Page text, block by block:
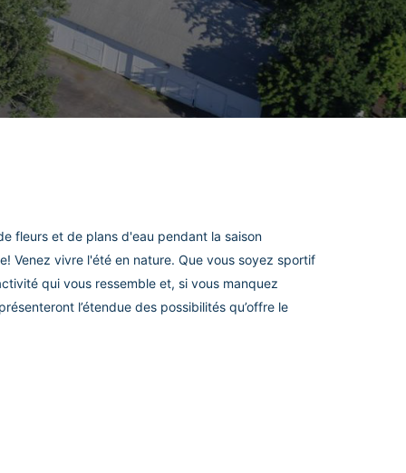
fleurs et de plans d'eau pendant la saison
Venez vivre l'été en nature. Que vous soyez sportif
qui vous ressemble et, si vous manquez
l’étendue des possibilités qu’offre le